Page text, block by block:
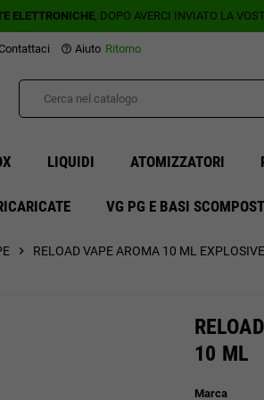
ELETTRONICHE, DOPO AVERCI INVIATO LA
help_outline Aiuto Ritorno
LIQUIDI ATOMIZZATORI
VG PG E BASI
chevron_right RELOAD VAPE AROMA 10 ML
10 ML
Marca